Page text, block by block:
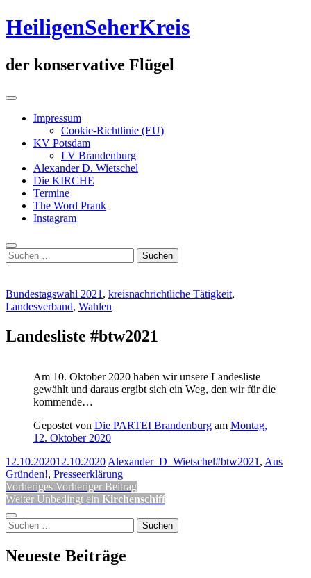
Zum
Inhalt
HeiligenSeherKreis
der konservative Flügel
Primäres
Impressum
Cookie-Richtlinie (EU)
KV Potsdam
LV Brandenburg
Alexander D. Wietschel
Die KIRCHE
Termine
The Word Prank
Instagram
Suche
Suchen
nach:
Bundestagswahl 2021 , kreisnachrichtliche Tätigkeit,
Landesverband, Wahlen
Landesliste #btw2021
Am 10. Oktober 2020 haben wir unsere Landesliste
gewählt und daraus ergibt sich ein Weg, den wir für die
kommende…
Gepostet von Die PARTEI Brandenburg am Montag,
12. Oktober 2020
12.10.202012.10.2020 Alexander_D_Wietschel#btw2021 , Aus
Gründen!, Presseerklärung
Beitragsnavigation
Vorheriges Vorheriger
Beitrag:
Vorheriger Beitrag
Weiter Nächster
Unbedingt ein Kirchenschiff
Seitenleiste
Suchen
nach:
Neueste Beiträge